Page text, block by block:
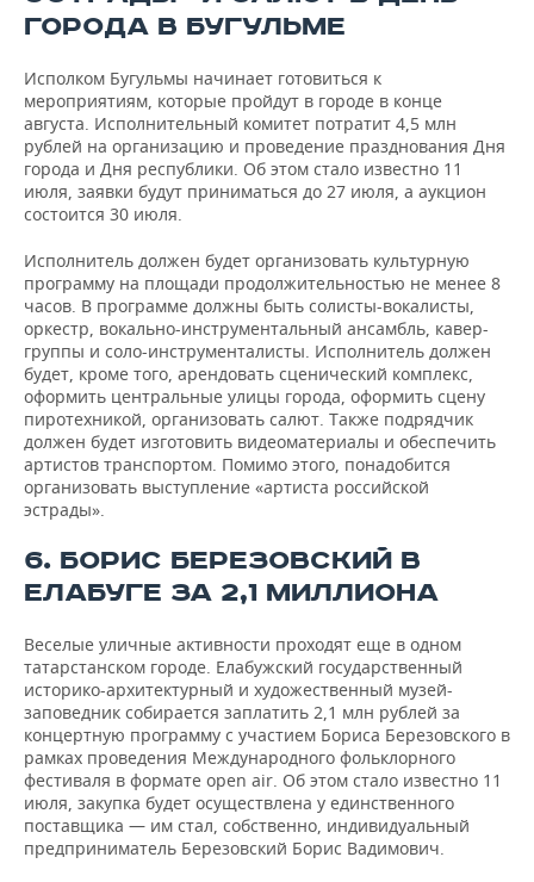
ГОРОДА В БУГУЛЬМЕ
Исполком Бугульмы начинает готовиться к
мероприятиям, которые пройдут в городе в конце
августа. Исполнительный комитет потратит 4,5 млн
рублей на организацию и проведение празднования Дня
города и Дня республики. Об этом стало известно 11
июля, заявки будут приниматься до 27 июля, а аукцион
состоится 30 июля.
Исполнитель должен будет организовать культурную
программу на площади продолжительностью не менее 8
часов. В программе должны быть солисты-вокалисты,
оркестр, вокально-инструментальный ансамбль, кавер-
группы и соло-инструменталисты. Исполнитель должен
будет, кроме того, арендовать сценический комплекс,
оформить центральные улицы города, оформить сцену
пиротехникой, организовать салют. Также подрядчик
должен будет изготовить видеоматериалы и обеспечить
артистов транспортом. Помимо этого, понадобится
организовать выступление «артиста российской
эстрады».
6. БОРИС БЕРЕЗОВСКИЙ В
ЕЛАБУГЕ ЗА 2,1 МИЛЛИОНА
Веселые уличные активности проходят еще в одном
татарстанском городе. Елабужский государственный
историко-архитектурный и художественный музей-
заповедник собирается заплатить 2,1 млн рублей за
концертную программу с участием Бориса Березовского в
рамках проведения Международного фольклорного
фестиваля в формате open air. Об этом стало известно 11
июля, закупка будет осуществлена у единственного
поставщика — им стал, собственно, индивидуальный
предприниматель Березовский Борис Вадимович.